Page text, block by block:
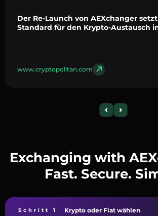
Der Re-Launch von AEXchanger
Standard für den Krypto-Austausch
www.cryptopolitan.com
Exchanging with
Fast. Secure.
Schritt 1 Krypto oder Fiat wählen